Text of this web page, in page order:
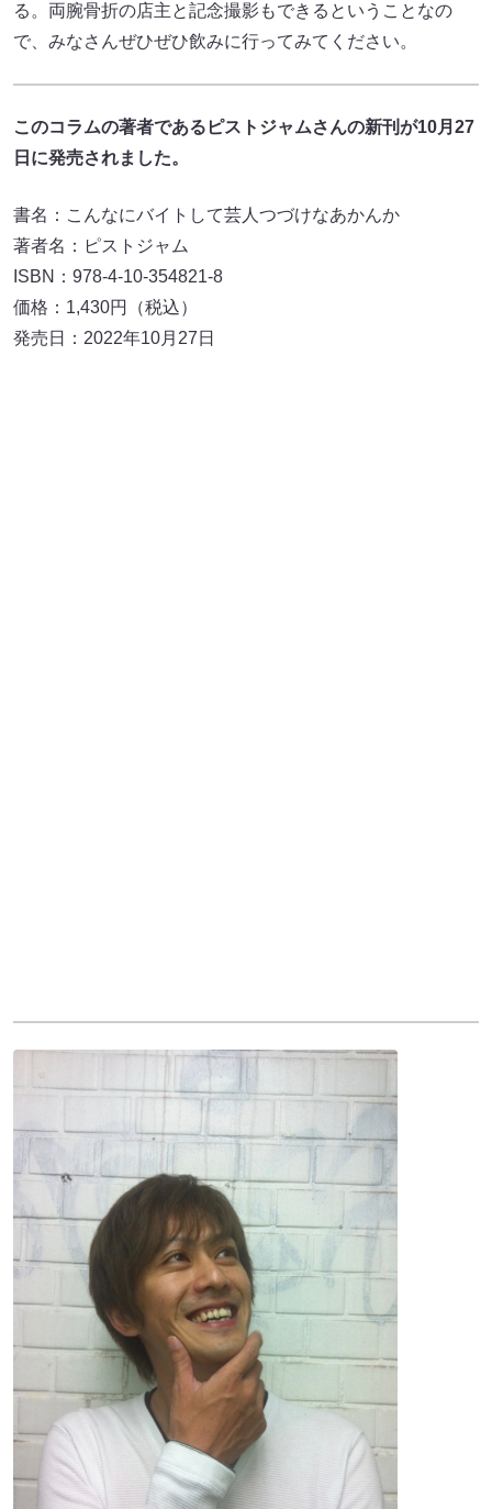
る。両腕骨折の店主と記念撮影もできるということなの
で、みなさんぜひぜひ飲みに行ってみてください。
このコラムの著者であるピストジャムさんの新刊が10月27
日に発売されました。
書名：こんなにバイトして芸人つづけなあかんか
著者名：ピストジャム
ISBN：978-4-10-354821-8
価格：1,430円（税込）
発売日：2022年10月27日